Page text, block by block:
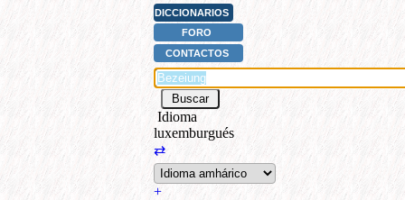
DICCIONARIOS
FORO
CONTACTOS
Idioma
luxemburgués
⇄
+